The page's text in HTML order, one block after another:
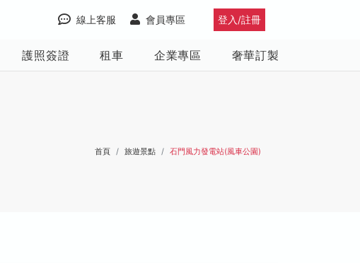
登入/註冊
會員專區
線上客服
護照簽證 租車 企業專區 奢華訂製
首頁 旅遊景點 石門風力發電站(風車公園)